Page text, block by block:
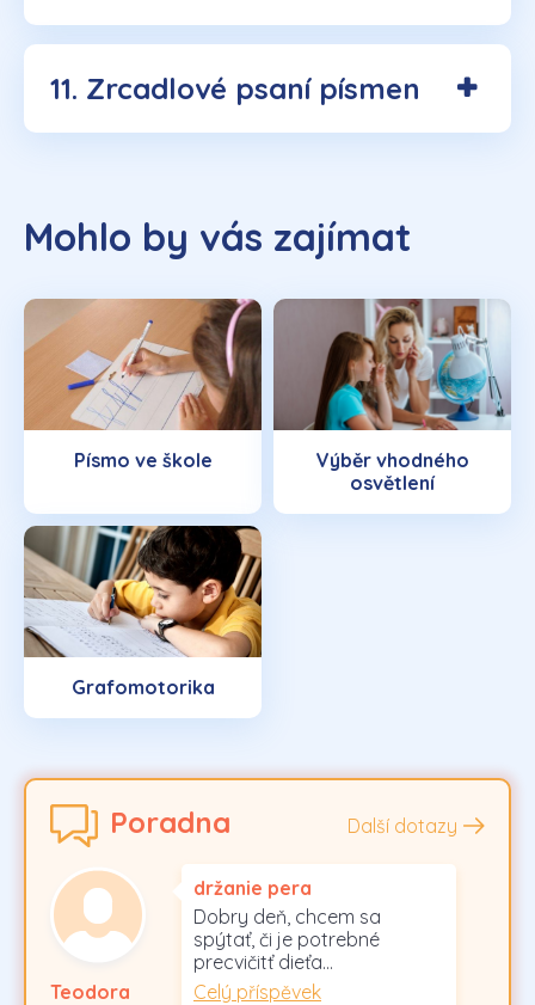
11. Zrcadlové psaní písmen
Mohlo by vás zajímat
Písmo ve škole
Výběr vhodného
osvětlení
Grafomotorika
Poradna Další dotazy
Teodora
držanie pera
Dobry deň, chcem sa
spýtať, či je potrebné
precvičitť dieťa…
Celý příspěvek